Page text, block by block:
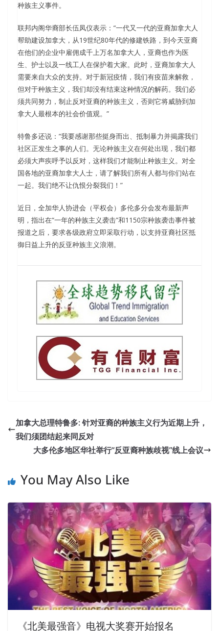
种族主义事件。
联邦内阁华裔部长伍凤仪表示：“一代又一代的亚裔加拿大人
帮助建设加拿大，从19世纪80年代的修建铁路，到今天亚裔
在他们的企业中雇佣成千上万名加拿大人，亚裔也作为医
生、护士以及一线工人在保护着大家。此时，亚裔加拿大人
需要来自大众的支持。对于新冠疫情，我们有疫苗来解救，
但对于种族主义，我们却没有结束这种情况的解药。我们必
须共同努力，制止反对亚裔的种族主义，否则它将威胁到加
拿大人最根本的社会价值观。”
特鲁多还说：“我要感谢那些挺身而出、抵制暴力并揭露我们
社区正发生之事的人们。无论种族主义在何处出现，我们都
必须大声疾呼予以反对，这样我们才能制止种族主义。对全
国各地的亚裔加拿大人士，请了解我们所有人都与你们站在
一起。我们绝不让仇恨分裂我们！”
近日，全加华人协进会（平权会）多伦多分会发布最新声
明，指出在“一年的种族主义袭击”和1150宗种族袭击事件被
报道之后，要求各级政府立即采取行动，以支持亚裔社区抵
御日益上升的反亚种族主义浪潮。
加拿大总理特鲁多: 针对亚裔的种族主义行为近期上升，
我们须团结起来同反对
大多伦多地区华社举行“反亚裔种族歧视”线上会议
You May Also Like
《北美最强音》电视大奖赛开始报名